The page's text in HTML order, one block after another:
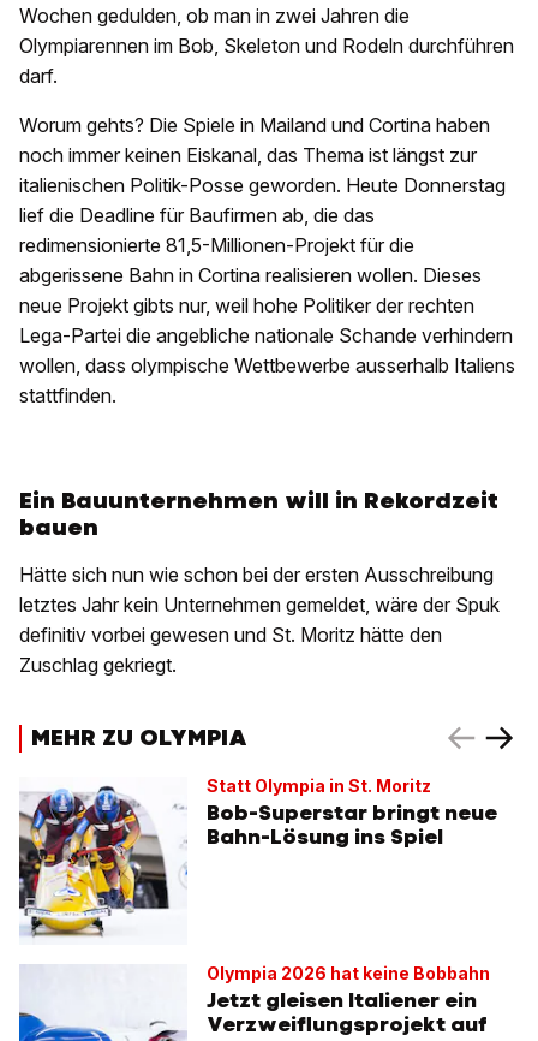
Wochen gedulden, ob man in zwei Jahren die
Olympiarennen im Bob, Skeleton und Rodeln durchführen
darf.
Worum gehts? Die Spiele in Mailand und Cortina haben
noch immer keinen Eiskanal, das Thema ist längst zur
italienischen Politik-Posse geworden. Heute Donnerstag
lief die Deadline für Baufirmen ab, die das
redimensionierte 81,5-Millionen-Projekt für die
abgerissene Bahn in Cortina realisieren wollen. Dieses
neue Projekt gibts nur, weil hohe Politiker der rechten
Lega-Partei die angebliche nationale Schande verhindern
wollen, dass olympische Wettbewerbe ausserhalb Italiens
stattfinden.
Ein Bauunternehmen will in Rekordzeit
bauen
Hätte sich nun wie schon bei der ersten Ausschreibung
letztes Jahr kein Unternehmen gemeldet, wäre der Spuk
definitiv vorbei gewesen und St. Moritz hätte den
Zuschlag gekriegt.
MEHR ZU OLYMPIA
Statt Olympia in St. Moritz
Bob-Superstar bringt neue
Bahn-Lösung ins Spiel
Olympia 2026 hat keine Bobbahn
Jetzt gleisen Italiener ein
Verzweiflungsprojekt auf